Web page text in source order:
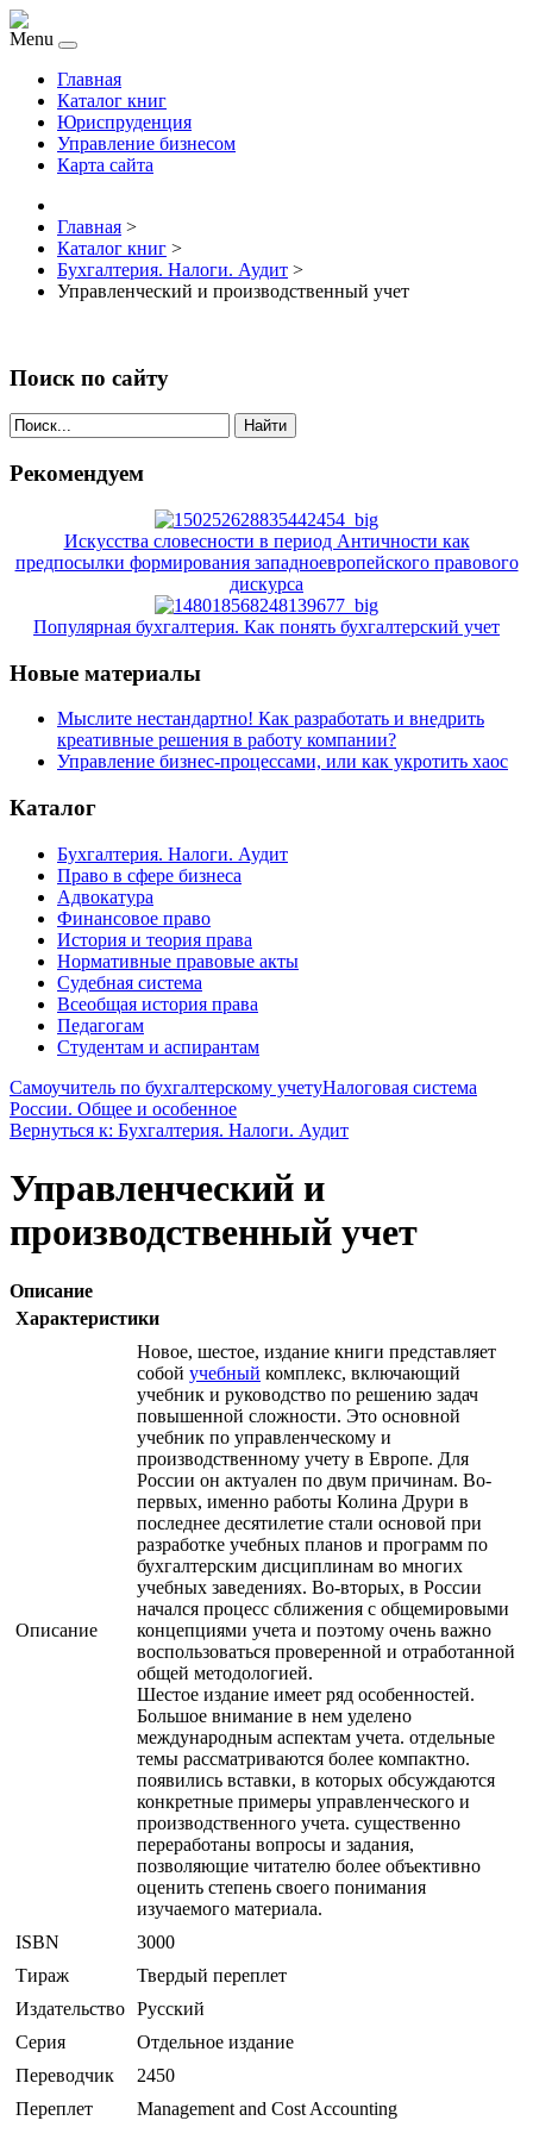
Menu
Главная
Каталог книг
Юриспруденция
Управление бизнесом
Карта сайта
Главная >
Каталог книг >
Бухгалтерия. Налоги. Аудит >
Управленческий и производственный учет
Поиск по сайту
Найти
Рекомендуем
Искусства словесности в период Античности как
предпосылки формирования западноевропейского правового
дискурса
Популярная бухгалтерия. Как понять бухгалтерский учет
Новые материалы
Мыслите нестандартно! Как разработать и внедрить
креативные решения в работу компании?
Управление бизнес-процессами, или как укротить хаос
Каталог
Бухгалтерия. Налоги. Аудит
Право в сфере бизнеса
Адвокатура
Финансовое право
История и теория права
Нормативные правовые акты
Судебная система
Всеобщая история права
Педагогам
Студентам и аспирантам
Самоучитель по бухгалтерскому учетуНалоговая система
России. Общее и особенное
Вернуться к: Бухгалтерия. Налоги. Аудит
Управленческий и
производственный учет
Описание
Характеристики
Описание
Новое, шестое, издание книги представляет
собой учебный комплекс, включающий
учебник и руководство по решению задач
повышенной сложности. Это основной
учебник по управленческому и
производственному учету в Европе. Для
России он актуален по двум причинам. Во-
первых, именно работы Колина Друри в
последнее десятилетие стали основой при
разработке учебных планов и программ по
бухгалтерским дисциплинам во многих
учебных заведениях. Во-вторых, в России
начался процесс сближения с общемировыми
концепциями учета и поэтому очень важно
воспользоваться проверенной и отработанной
общей методологией.
Шестое издание имеет ряд особенностей.
Большое внимание в нем уделено
международным аспектам учета. отдельные
темы рассматриваются более компактно.
появились вставки, в которых обсуждаются
конкретные примеры управленческого и
производственного учета. существенно
переработаны вопросы и задания,
позволяющие читателю более объективно
оценить степень своего понимания
изучаемого материала.
ISBN
3000
Тираж
Твердый переплет
Издательство Русский
Серия
Отдельное издание
Переводчик
2450
Переплет
Management and Cost Accounting